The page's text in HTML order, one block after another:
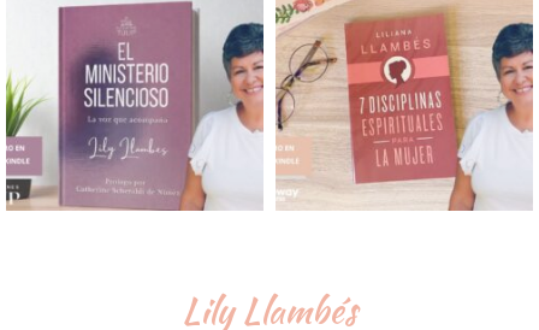
Lily Llambés